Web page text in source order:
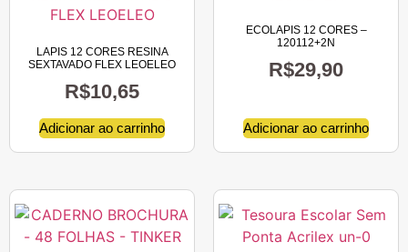
LAPIS 12 CORES RESINA
SEXTAVADO FLEX LEOELEO
R$10,65
Adicionar ao carrinho
ECOLAPIS 12 CORES –
120112+2N
R$29,90
Adicionar ao carrinho